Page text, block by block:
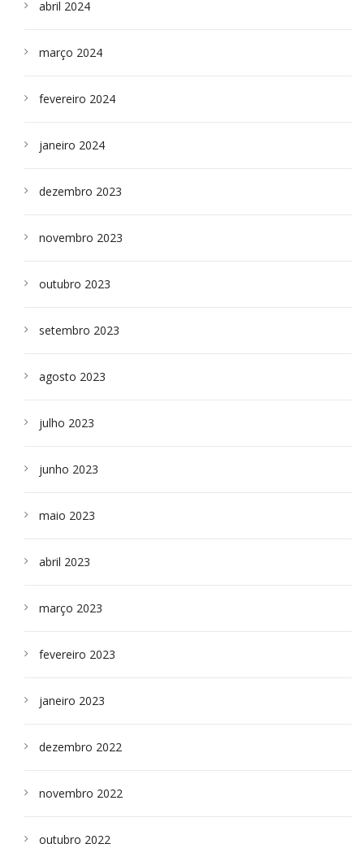
abril 2024
março 2024
fevereiro 2024
janeiro 2024
dezembro 2023
novembro 2023
outubro 2023
setembro 2023
agosto 2023
julho 2023
junho 2023
maio 2023
abril 2023
março 2023
fevereiro 2023
janeiro 2023
dezembro 2022
novembro 2022
outubro 2022